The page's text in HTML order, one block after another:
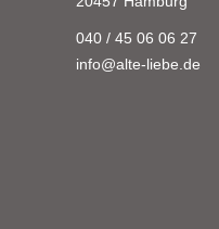
040 / 45 06 06 27
info@alte-liebe.de